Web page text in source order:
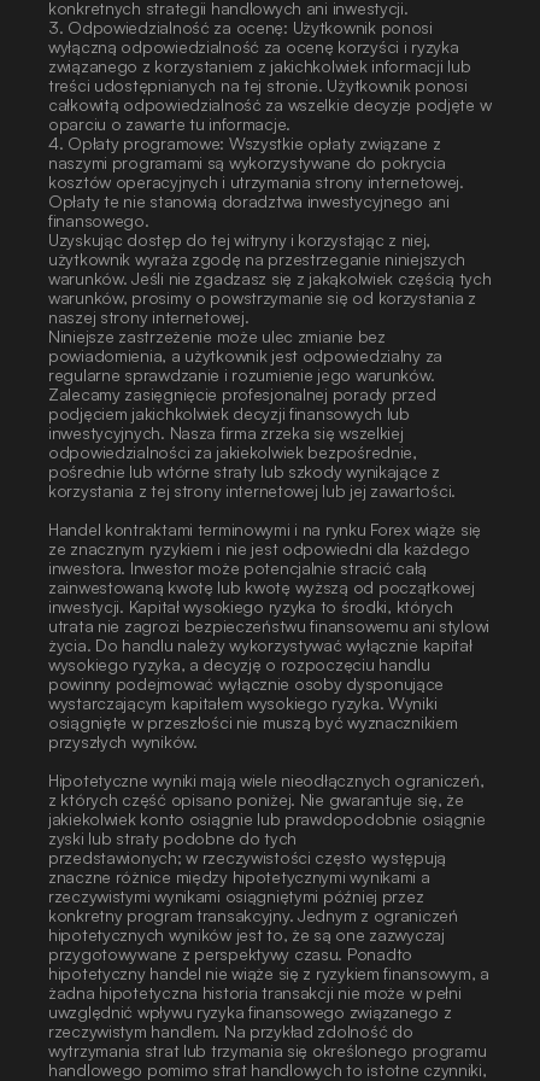
konkretnych strategii handlowych ani inwestycji.
3. Odpowiedzialność za ocenę: Użytkownik ponosi
wyłączną odpowiedzialność za ocenę korzyści i ryzyka
związanego z korzystaniem z jakichkolwiek informacji lub
treści udostępnianych na tej stronie. Użytkownik ponosi
całkowitą odpowiedzialność za wszelkie decyzje podjęte w
oparciu o zawarte tu informacje.
4. Opłaty programowe: Wszystkie opłaty związane z
naszymi programami są wykorzystywane do pokrycia
kosztów operacyjnych i utrzymania strony internetowej.
Opłaty te nie stanowią doradztwa inwestycyjnego ani
finansowego.
Uzyskując dostęp do tej witryny i korzystając z niej,
użytkownik wyraża zgodę na przestrzeganie niniejszych
warunków. Jeśli nie zgadzasz się z jakąkolwiek częścią tych
warunków, prosimy o powstrzymanie się od korzystania z
naszej strony internetowej.
Niniejsze zastrzeżenie może ulec zmianie bez
powiadomienia, a użytkownik jest odpowiedzialny za
regularne sprawdzanie i rozumienie jego warunków.
Zalecamy zasięgnięcie profesjonalnej porady przed
podjęciem jakichkolwiek decyzji finansowych lub
inwestycyjnych. Nasza firma zrzeka się wszelkiej
odpowiedzialności za jakiekolwiek bezpośrednie,
pośrednie lub wtórne straty lub szkody wynikające z
korzystania z tej strony internetowej lub jej zawartości.
Handel kontraktami terminowymi i na rynku Forex wiąże się
ze znacznym ryzykiem i nie jest odpowiedni dla każdego
inwestora. Inwestor może potencjalnie stracić całą
zainwestowaną kwotę lub kwotę wyższą od początkowej
inwestycji. Kapitał wysokiego ryzyka to środki, których
utrata nie zagrozi bezpieczeństwu finansowemu ani stylowi
życia. Do handlu należy wykorzystywać wyłącznie kapitał
wysokiego ryzyka, a decyzję o rozpoczęciu handlu
powinny podejmować wyłącznie osoby dysponujące
wystarczającym kapitałem wysokiego ryzyka. Wyniki
osiągnięte w przeszłości nie muszą być wyznacznikiem
przyszłych wyników.
Hipotetyczne wyniki mają wiele nieodłącznych ograniczeń,
z których część opisano poniżej. Nie gwarantuje się, że
jakiekolwiek konto osiągnie lub prawdopodobnie osiągnie
zyski lub straty podobne do tych
przedstawionych; w rzeczywistości często występują
znaczne różnice między hipotetycznymi wynikami a
rzeczywistymi wynikami osiągniętymi później przez
konkretny program transakcyjny. Jednym z ograniczeń
hipotetycznych wyników jest to, że są one zazwyczaj
przygotowywane z perspektywy czasu. Ponadto
hipotetyczny handel nie wiąże się z ryzykiem finansowym, a
żadna hipotetyczna historia transakcji nie może w pełni
uwzględnić wpływu ryzyka finansowego związanego z
rzeczywistym handlem. Na przykład zdolność do
wytrzymania strat lub trzymania się określonego programu
handlowego pomimo strat handlowych to istotne czynniki,